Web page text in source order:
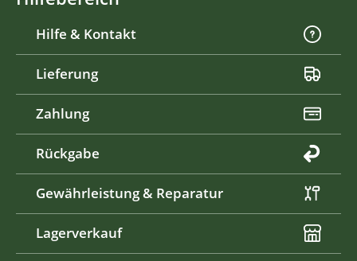
Hilfe & Kontakt
Lieferung
Zahlung
Rückgabe
Gewährleistung & Reparatur
Lagerverkauf